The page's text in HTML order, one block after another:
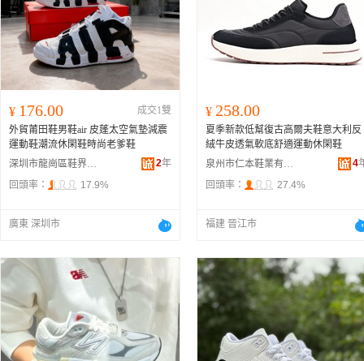
¥ 176.00
成交1雙
外貿莆田鞋男鞋air 皮蓬太空氣墊減震
運動鞋潮流休閑鞋時尚老爹鞋
深圳市龍崗區鞋界玩家鞋業商行
2年
回頭率：
17.9%
廣東 深圳市
¥ 258.00
夏季新款低幫復古高爾夫鞋意大利反
絨牛皮透氣軟底舒適運動休閑鞋
泉州市仁本鞋業有限公司
4
回頭率：
27.4%
福建 晉江市